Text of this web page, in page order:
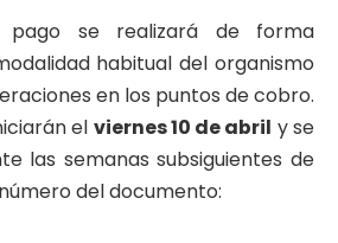
pago se realizará de forma
habitual del organismo
en los puntos de cobro.
el viernes 10 de abril y se
las semanas subsiguientes de
del documento: